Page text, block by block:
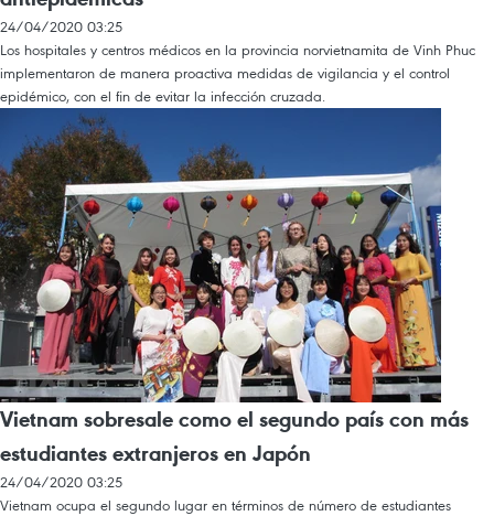
24/04/2020 03:25
Los hospitales y centros médicos en la provincia norvietnamita de Vinh Phuc
implementaron de manera proactiva medidas de vigilancia y el control
epidémico, con el fin de evitar la infección cruzada.
Vietnam sobresale como el segundo país con más
estudiantes extranjeros en Japón
24/04/2020 03:25
Vietnam ocupa el segundo lugar en términos de número de estudiantes